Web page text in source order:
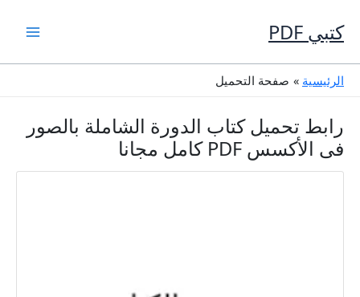
إلى
المحتوى
كتبي PDF
الرئيسية صفحة التحميل
رابط تحميل كتاب الدورة الشاملة بالصور
فى الأكسس PDF كامل مجانا